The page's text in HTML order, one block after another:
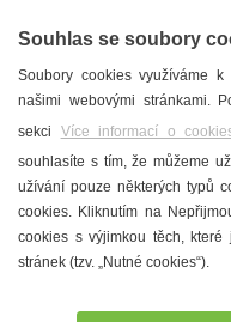
T.
Městské
Souhlas se soubory
Soubory cookies využíváme
našimi webovými stránkami.
sekci Více informací o
souhlasíte s tím, že můžeme
užívání pouze některých typů
cookies. Kliknutím na
cookies s výjimkou těch,
stránek (tzv. „Nutné cookies“).